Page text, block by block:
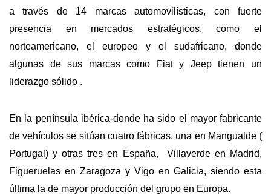
a través de 14 marcas automovilísticas, con fuerte
presencia en mercados estratégicos, como el
norteamericano, el europeo y el sudafricano, donde
algunas de sus marcas como Fiat y Jeep tienen un
liderazgo sólido .
En la península ibérica-donde ha sido el mayor fabricante
de vehículos se sitúan cuatro fábricas, una en Mangualde (
Portugal) y otras tres en España, Villaverde en Madrid,
Figueruelas en Zaragoza y Vigo en Galicia, siendo esta
última la de mayor producción del grupo en Europa.